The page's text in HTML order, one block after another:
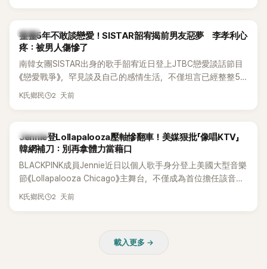
韓星
整整5年不敢談戀愛！SISTAR韶宥揭前男友惡夢 李孝利心
疼：被男人傷慘了
南韓女團SISTAR出身的歌手韶宥近日登上JTBC戀愛談話節目
《戀愛戰爭》，罕見談及自己的感情生活，不僅坦言已經整整5
年沒有談戀愛，更首度透露空窗至今的原因，全與上一段戀情
K氏鄉民 2 天前
K-POP
Jennie登Lollapalooza壓軸慘翻車！美媒狠批「像唱KTV」
韓網補刀：別再拿體力當藉口
BLACKPINK成員Jennie近日以個人歌手身分登上美國大型音樂
節《Lollapalooza Chicago》主舞台，不僅成為首位擔任該音樂
節Headliner（壓軸主秀）的K-POP女SOLO歌手，寫下全新紀
K氏鄉民 2 天前
載入更多 →